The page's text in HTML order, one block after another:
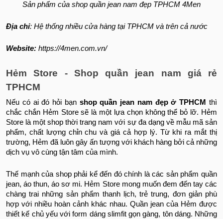
Sản phẩm của shop quần jean nam đẹp TPHCM 4Men
Địa chỉ: Hệ thống nhiều cửa hàng tại TPHCM và trên cả nước
Website: https://4men.com.vn/
Hẻm Store - Shop quần jean nam giá rẻ
TPHCM
Nếu có ai đó hỏi bạn shop quần jean nam đẹp ở TPHCM thì
chắc chắn Hẻm Store sẽ là một lựa chọn không thể bỏ lỡ. Hẻm
Store là một shop thời trang nam với sự đa dạng về mẫu mã sản
phẩm, chất lượng chỉn chu và giá cả hợp lý. Từ khi ra mắt thị
trường, Hẻm đã luôn gây ấn tượng với khách hàng bởi cả những
dịch vụ vô cùng tận tâm của mình.
Thế mạnh của shop phải kể đến đó chính là các sản phẩm quần
jean, áo thun, áo sơ mi. Hẻm Store mong muốn đem đến tay các
chàng trai những sản phẩm thanh lịch, trẻ trung, đơn giản phù
hợp với nhiều hoàn cảnh khác nhau. Quần jean của Hẻm được
thiết kế chủ yếu với form dáng slimfit gọn gàng, tôn dáng. Những